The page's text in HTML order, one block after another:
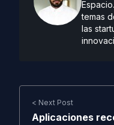
temas
las
< Next Post
Aplicaciones